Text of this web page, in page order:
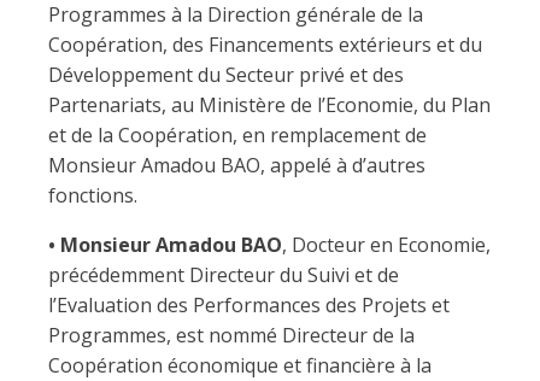
Programmes à la Direction générale de la
Coopération, des Financements extérieurs et du
Développement du Secteur privé et des
Partenariats, au Ministère de l’Economie, du Plan
et de la Coopération, en remplacement de
Monsieur Amadou BAO, appelé à d’autres
fonctions.
• Monsieur Amadou BAO, Docteur en Economie,
précédemment Directeur du Suivi et de
l’Evaluation des Performances des Projets et
Programmes, est nommé Directeur de la
Coopération économique et financière à la